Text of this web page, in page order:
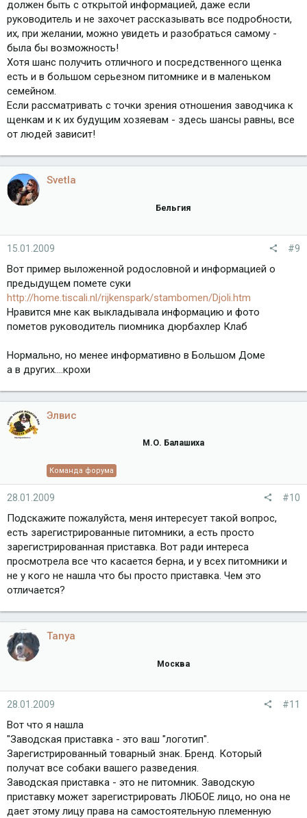
должен быть с открытой информацией, даже если
руководитель и не захочет рассказывать все подробности,
их, при желании, можно увидеть и разобраться самому -
была бы возможность!
Хотя шанс получить отличного и посредственного щенка
есть и в большом серьезном питомнике и в маленьком
семейном.
Если рассматривать с точки зрения отношения заводчика к
щенкам и к их будущим хозяевам - здесь шансы равны, все
от людей зависит!
Svetla
Бельгия
15.01.2009 #9
Вот пример выложенной родословной и информацией о
предыдущем помете суки
http://home.tiscali.nl/rijkenspark/stambomen/Djoli.htm
Нравится мне как выкладывала информацию и фото
пометов руководитель пиомника дюрбахлер Клаб
Нормально, но менее информативно в Большом Доме
а в других....крохи
Элвис
М.О. Балашиха
Команда форума
28.01.2009 #10
Подскажите пожалуйста, меня интересует такой вопрос,
есть зарегистрированные питомники, а есть просто
зарегистрированная приставка. Вот ради интереса
просмотрела все что касается берна, и у всех питомники и
не у кого не нашла что бы просто приставка. Чем это
отличается?
Tanya
Москва
28.01.2009 #11
Вот что я нашла
"Заводская приставка - это ваш "логотип".
Зарегистрированный товарный знак. Бренд. Который
получат все собаки вашего разведения.
Заводская приставка - это не питомник. Заводскую
приставку может зарегистрировать ЛЮБОЕ лицо, но она не
дает этому лицу права на самостоятельную племенную